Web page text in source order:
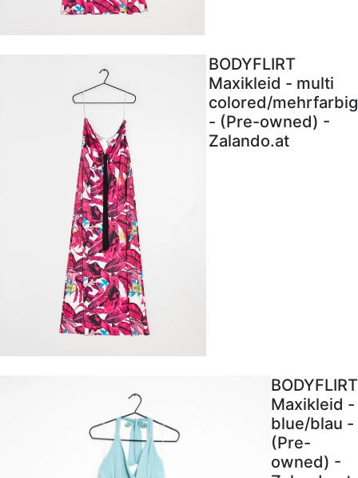
BODYFLIRT
Maxikleid - multi
colored/mehrfarbig
- (Pre-owned) -
Zalando.at
BODYFLIRT
Maxikleid -
blue/blau -
(Pre-
owned) -